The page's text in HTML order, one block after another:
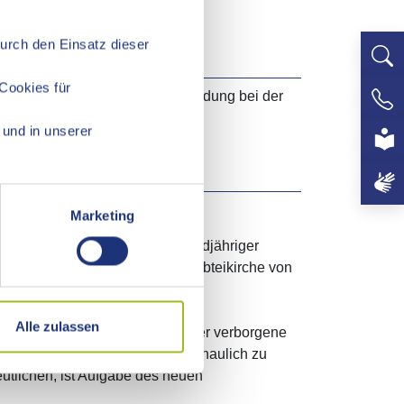
den Einsatz dieser
für
in unserer
Marketing
Alle zulassen
vorheriger schriftlicher Anmeldung bei der
ist ein Ort mit nahezu tausendjähriger
und seiner berühmten Abteikirche von
europäischem Rang.
in historischen Räumen bisher verborgene
Bedeutung anschaulich zu
ist Aufgabe des neuen